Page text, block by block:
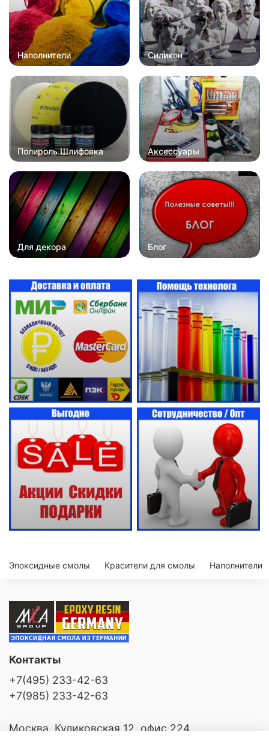
Наполнители Силикон
Полироль Шлифовка Аксессуары
Для декора Блог
Эпоксидные смолы Красители для смолы Наполнители
Контакты
+7(495) 233-42-63
+7(985) 233-42-63
Москва, Куликовская 12, офис 224